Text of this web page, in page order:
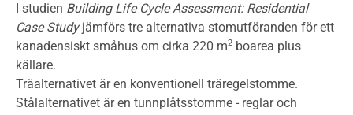
I studien Building Life Cycle Assessment: Residential
Case Studyjämförs tre alternativa stomutföranden för ett
kanadensiskt småhus om cirka 220 m2 boarea plus
källare.
Träalternativet är en konventionell träregelstomme.
Stålalternativet är en tunnplåtsstomme - reglar och